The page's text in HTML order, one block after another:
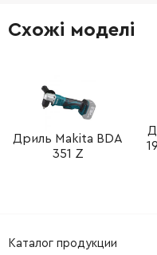
Схожі моделі
Дриль Makita BDA
351 Z
Каталог продукции